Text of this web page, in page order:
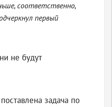
соответственно,
первый
не будут
задача по